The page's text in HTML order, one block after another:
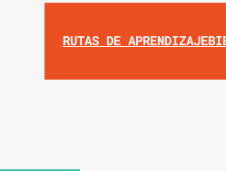
RUTAS DE APRENDIZAJE